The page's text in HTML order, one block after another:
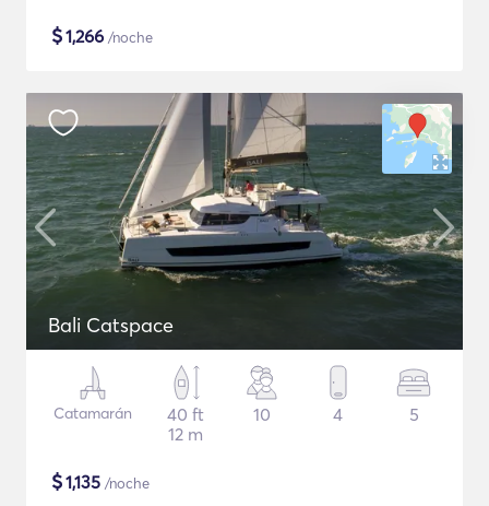
$1,266 /noche
Bali Catspace
Catamarán
40 ft
12 m
10 4 5
$1,135 /noche